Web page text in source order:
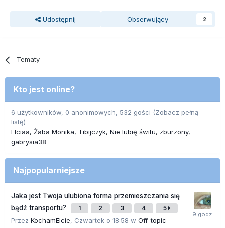
Udostępnij Obserwujący 2
Tematy
Kto jest online?
6 użytkowników, 0 anonimowych, 532 gości (Zobacz pełną
listę)
Elciaa Żaba Monika Tibijczyk Nie lubię świtu
zburzony
gabrysia38
Najpopularniejsze
Jaka jest Twoja ulubiona forma przemieszczania się
bądź transportu?
1 2 3 4 5
Przez KochamElcie, Czwartek o 18:58 w Off-topic